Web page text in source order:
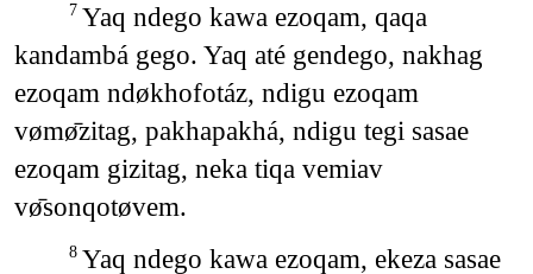
7 Yaq ndego kawa ezoqam, qaqa
kandambá gego. Yaq até gendego, nakhag
ezoqam ndøkhofotáz, ndigu ezoqam
vømø̄zitag, pakhapakhá, ndigu tegi sasae
ezoqam gizitag, neka tiqa vemiav
vø̄sonqotøvem.
8 Yaq ndego kawa ezoqam, ekeza sasae